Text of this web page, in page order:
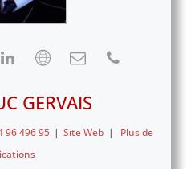
GERVAIS
96 496 95 | Site Web |
Plus de